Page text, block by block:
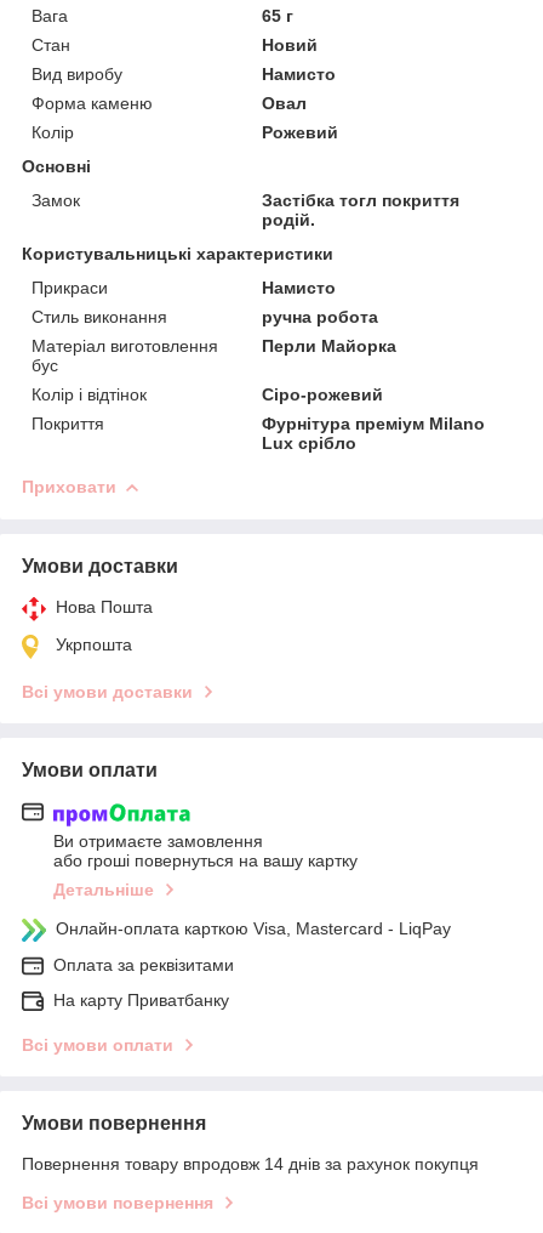
Вага
65 г
Стан
Новий
Вид виробу
Намисто
Форма каменю
Овал
Колір
Рожевий
Основні
Замок
Застібка тогл покриття
родій.
Користувальницькі характеристики
Прикраси
Намисто
Стиль виконання
ручна робота
Матеріал виготовлення
бус
Перли Майорка
Колір і відтінок
Сіро-рожевий
Покриття
Фурнітура преміум Milano
Lux срібло
Приховати
Умови доставки
Нова Пошта
Укрпошта
Всі умови доставки
Умови оплати
Ви отримаєте замовлення
або гроші повернуться на вашу картку
Детальніше
Онлайн-оплата карткою Visa, Mastercard - LiqPay
Оплата за реквізитами
На карту Приватбанку
Всі умови оплати
Умови повернення
Повернення товару впродовж 14 днів за рахунок покупця
Всі умови повернення